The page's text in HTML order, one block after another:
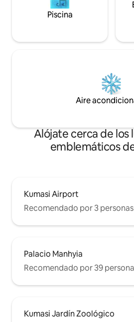
Piscina
Aire
Alójate cerca de los
emblemáticos
Kumasi Airport
Recomendado por 3
Palacio Manhyia
Recomendado por 39
Kumasi Jardín Zoológico